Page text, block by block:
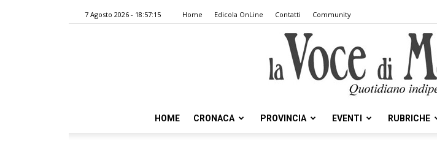
7 Agosto 2026 - 18:57:15 Home Edicola OnLine Contatti Community
HOME CRONACA PROVINCIA EVENTI RUBRICHE